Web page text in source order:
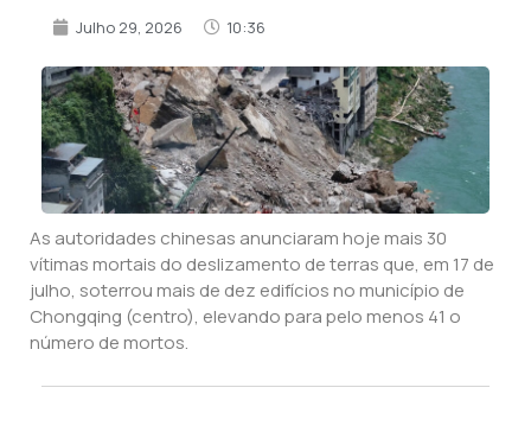
Julho 29, 2026 10:36
As autoridades chinesas anunciaram hoje mais 30
vítimas mortais do deslizamento de terras que, em 17 de
julho, soterrou mais de dez edifícios no município de
Chongqing (centro), elevando para pelo menos 41 o
número de mortos.